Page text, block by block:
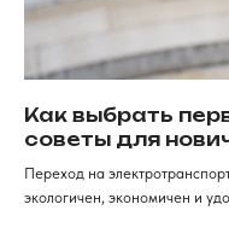
Как выбрать
советы для
Переход на
экологичен, экономичен и
+7 (968) 224-80-
Политика конфиденциальности
Магазин "Погнали!"